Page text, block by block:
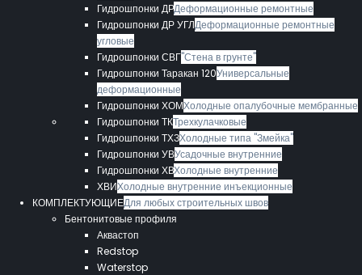
Гидрошпонки ДРДеформационные ремонтные
Гидрошпонки ДР УГЛДеформационные ремонтные
угловые
Гидрошпонки СВГ"Стена в грунте"
Гидрошпонки Таракан 120Универсальные
деформационные
Гидрошпонки ХОМХолодные опалубочные мембранные
Гидрошпонки ТКТрехкулачковые
Гидрошпонки ТХЗХолодные типа "Змейка"
Гидрошпонки УВУсадочные внутренние
Гидрошпонки ХВХолодные внутренние
ХВИХолодные внутренние инъекционные
КОМПЛЕКТУЮЩИЕДля любых строительных швов
Бентонитовые профиля
Аквастоп
Redstop
Waterstop